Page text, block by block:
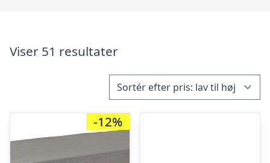
Viser 51 resultater
-12%